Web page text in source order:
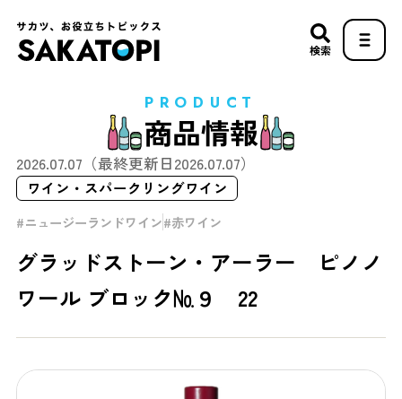
検索
PRODUCT
商品情報
2026.07.07 （最終更新日2026.07.07）
ワイン・スパークリングワイン
ニュージーランドワイン 赤ワイン
グラッドストーン・アーラー ピノノ
ワール ブロック№９ 22